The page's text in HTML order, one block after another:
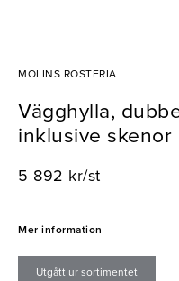
MOLINS ROSTFRIA
Vägghylla,
inklusive skenor
5 892 kr/st
Mer information
Utgått ur sortimentet